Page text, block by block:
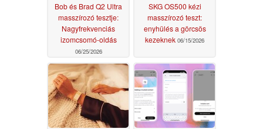
Bob és Brad Q2 Ultra
masszírozó tesztje:
Nagyfrekvenciás
izomcsomó-oldás
06/25/2026
SKG OS500 kézi
masszírozó teszt:
enyhülés a görcsös
kezeknek 06/15/2026